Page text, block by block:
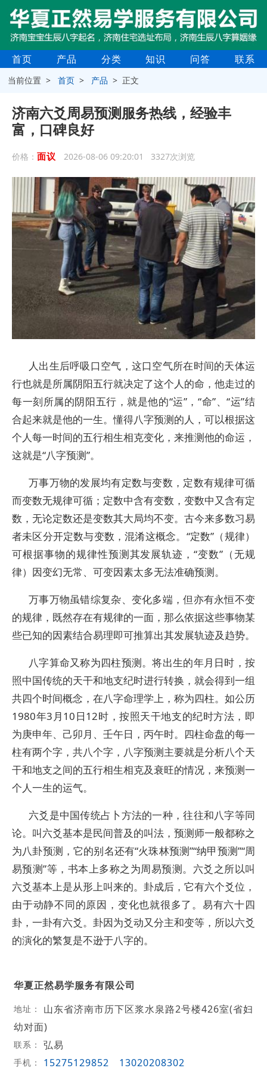
首页 产品 分类 知识 问答 联系
当前位置 >首页 > 产品 > 正文
济南六爻周易预测服务热线，经验丰
富，口碑良好
价格： 面议 2026-08-06 09:20:01 3327次浏览
人出生后呼吸口空气，这口空气所在时间的天体运
行也就是所属阴阳五行就决定了这个人的命，他走过的
每一刻所属的阴阳五行，就是他的“运”，“命”、“运”结
合起来就是他的一生。懂得八字预测的人，可以根据这
个人每一时间的五行相生相克变化，来推测他的命运，
这就是“八字预测”。
万事万物的发展均有定数与变数，定数有规律可循
而变数无规律可循；定数中含有变数，变数中又含有定
数，无论定数还是变数其大局均不变。古今来多数习易
者未区分开定数与变数，混淆这概念。“定数”（规律）
可根据事物的规律性预测其发展轨迹，“变数”（无规
律）因变幻无常、可变因素太多无法准确预测。
万事万物虽错综复杂、变化多端，但亦有永恒不变
的规律，既然存在有规律的一面，那么依据这些事物某
些已知的因素结合易理即可推算出其发展轨迹及趋势。
八字算命又称为四柱预测。将出生的年月日时，按
照中国传统的天干和地支纪时进行转换，就会得到一组
共四个时间概念，在八字命理学上，称为四柱。如公历
1980年3月10日12时，按照天干地支的纪时方法，即
为庚申年、己卯月、壬午日，丙午时。四柱命盘的每一
柱有两个字，共八个字，八字预测主要就是分析八个天
干和地支之间的五行相生相克及衰旺的情况，来预测一
个人一生的运气。
六爻是中国传统占卜方法的一种，往往和八字等同
论。叫六爻基本是民间普及的叫法，预测师一般都称之
为八卦预测，它的别名还有“火珠林预测”“纳甲预测”“周
易预测”等，书本上多称之为周易预测。六爻之所以叫
六爻基本上是从形上叫来的。卦成后，它有六个爻位，
由于动静不同的原因，变化也就很多了。易有六十四
卦，一卦有六爻。卦因为爻动又分主和变等，所以六爻
的演化的繁复是不逊于八字的。
华夏正然易学服务有限公司
地址：
山东省济南市历下区浆水泉路2号楼426室(省妇
幼对面)
联系： 弘易
手机： 15275129852 13020208302